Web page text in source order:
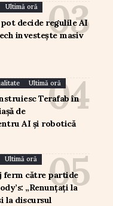
Ultimă oră
decide regulile AI
investește masiv
Ultimă oră
Terafab în
de
AI și robotică
Ultimă oră
ferm către partide
„Renunțați la
la discursul